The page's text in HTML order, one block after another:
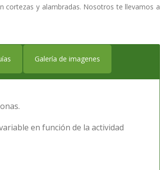
cortezas y alambradas. Nosotros te llevamos a
Galería de imagenes
en función de la actividad